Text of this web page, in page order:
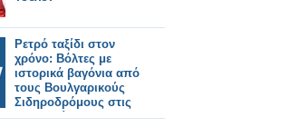
Ρετρό ταξίδι στον
χρόνο: Βόλτες με
ιστορικά βαγόνια από
τους Βουλγαρικούς
Σιδηροδρόμους στις
6–7 Ιουνίου.